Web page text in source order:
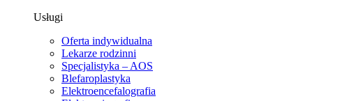
Usługi
Oferta indywidualna
Lekarze rodzinni
Specjalistyka – AOS
Blefaroplastyka
Elektroencefalografia